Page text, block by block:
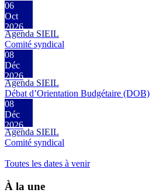
06
Oct
2026
Agenda SIEIL
Comité syndical
08
Déc
2026
Agenda SIEIL
Débat d’Orientation Budgétaire (DOB)
08
Déc
2026
Agenda SIEIL
Comité syndical
Toutes les dates à venir
À la une